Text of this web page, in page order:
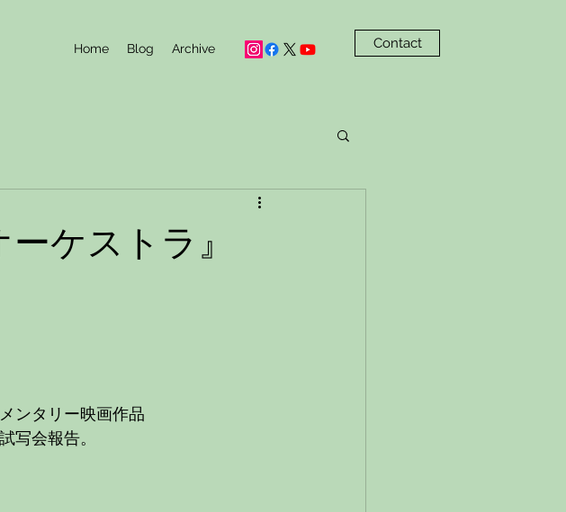
Home Blog Archive Contact
ケストラ』
ンタリー映画作品
写会報告。